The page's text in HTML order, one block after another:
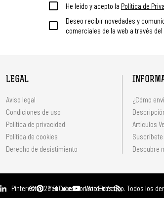
He leído y acepto la Política de
Deseo recibir novedades y
comerciales de la web a través
LEGAL
Aviso legal
Condiciones de uso
Política de privacidad
Política de cookies
Derecho de desistimiento
¿Cómo
Artículos
Descubre
Pinterest YouTube WordPress
© 2026 El Coleccionista Ecléctico. Todos los